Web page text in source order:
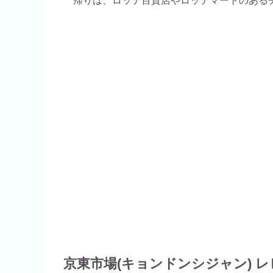
京東市場(キョンドンシジャン) レ